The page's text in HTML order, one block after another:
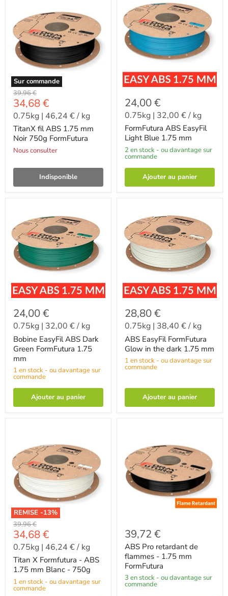
Sur commande
-
39,96 €
-
34,68 €
0.75kg | 46,24 €/ kg
TitanX fil ABS 1.75 mm
Noir 750g FormFutura
Nous consulter
Indisponible
24,00 €
0.75kg | 32,00 €/ kg
FormFutura ABS EasyFil
Light Blue 1.75 mm
2 en stock - ou davantage sur
commande
Ajouter au panier
24,00 €
0.75kg | 32,00 €/ kg
Bobine EasyFil ABS Dark
Green FormFutura 1.75
mm
1 en stock - ou davantage sur
commande
Ajouter au panier
28,80 €
0.75kg | 38,40 €/ kg
ABS EasyFil FormFutura
Glow in the dark 1.75 mm
1 en stock - ou davantage sur
commande
Ajouter au panier
REMISE -13%
-
39,96 €
-
34,68 €
0.75kg | 46,24 €/ kg
Titan X Formfutura - ABS
1.75 mm Blanc - 750g
1 en stock - ou davantage sur
commande
39,72 €
ABS Pro retardant de
flammes - 1.75 mm
FormFutura
3 en stock - ou davantage sur
commande